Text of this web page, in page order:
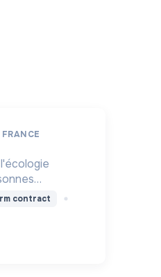
projets
le cadre de
pour une
contract